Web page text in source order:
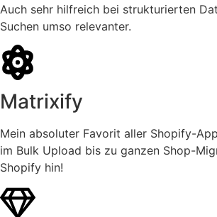
Auch sehr hilfreich bei strukturierten
Suchen umso relevanter.
Matrixify
Mein absoluter Favorit aller Shopify-
im Bulk Upload bis zu ganzen Shop-
Shopify hin!